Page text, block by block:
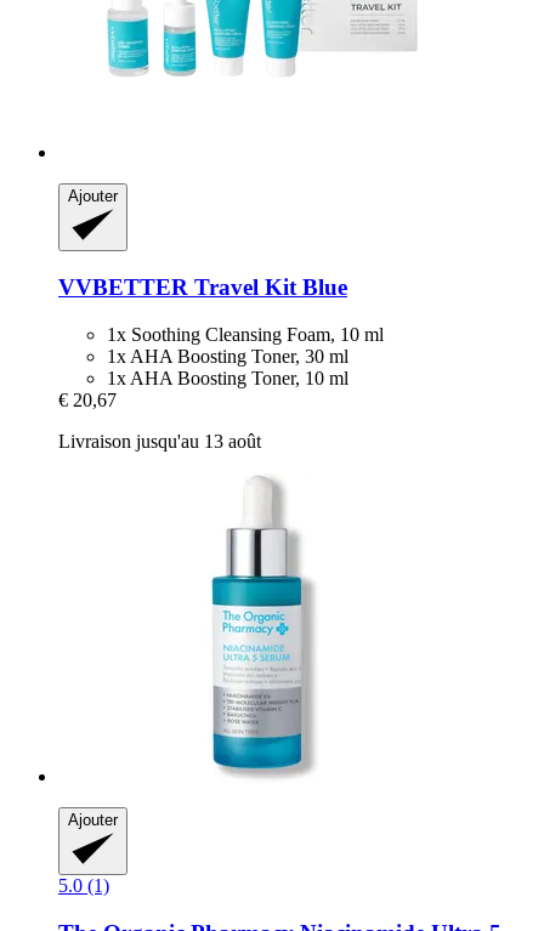
Ajouter
VVBETTER Travel Kit Blue
1x Soothing Cleansing Foam, 10 ml
1x AHA Boosting Toner, 30 ml
1x AHA Boosting Toner, 10 ml
€ 20,67
Livraison jusqu'au 13 août
Ajouter
5.0 (1)